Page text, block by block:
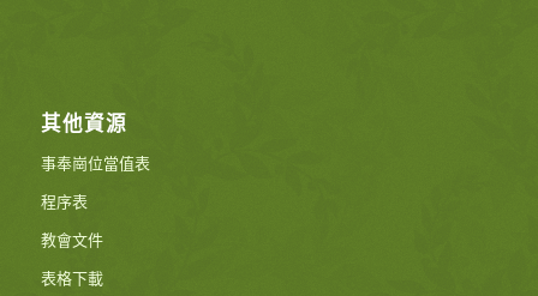
其他資源
事奉崗位當值表
程序表
教會文件
表格下載